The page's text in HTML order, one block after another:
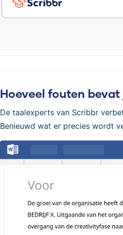
Hoeveel fouten
De taalexperts van Scribbr
Benieuwd wat er precies wordt